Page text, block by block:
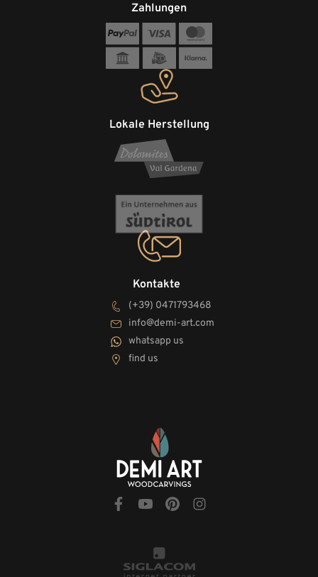
Kontakte
(+39) 0471793468
info@demi-art.com
whatsapp us
find us
Lokale Herstellung
Zahlungen